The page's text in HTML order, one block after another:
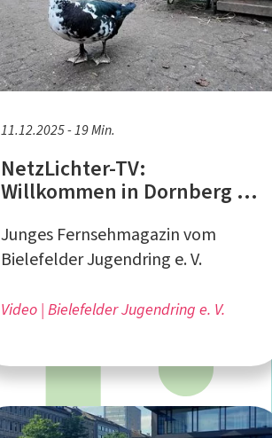
11.12.2025 - 19 Min.
NetzLichter-TV:
Willkommen in Dornberg -
Junges Fernsehmagazin vom
Bielefelder Jugendring e. V.
Video Bielefelder Jugendring e. V.